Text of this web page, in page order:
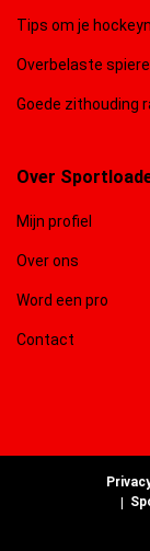
Tips om je
Overbelaste
Goede zithouding
Over
Mijn profiel
Over ons
Word een pro
Contact